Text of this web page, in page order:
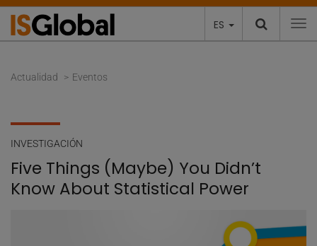
ES
Actualidad Eventos
INVESTIGACIÓN
Five Things (Maybe) You Didn’t
Know About Statistical Power